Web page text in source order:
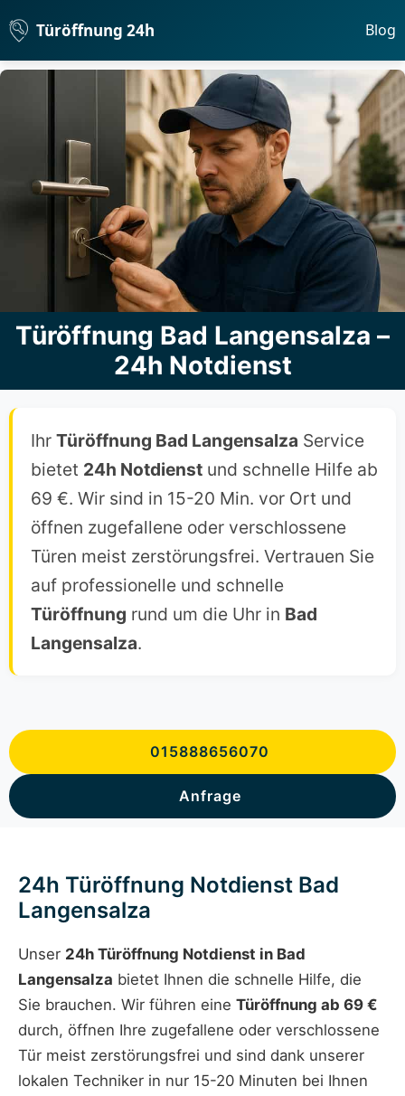
Türöffnung 24h Blog
Türöffnung Bad Langensalza –
24h Notdienst
Ihr Türöffnung Bad Langensalza Service
bietet 24h Notdienst und schnelle Hilfe ab
69 €. Wir sind in 15-20 Min. vor Ort und
öffnen zugefallene oder verschlossene
Türen meist zerstörungsfrei. Vertrauen Sie
auf professionelle und schnelle
Türöffnung rund um die Uhr in Bad
Langensalza.
015888656070
Anfrage
24h Türöffnung Notdienst Bad
Langensalza
Unser 24h Türöffnung Notdienst in Bad
Langensalza bietet Ihnen die schnelle Hilfe, die
Sie brauchen. Wir führen eine Türöffnung ab 69 €
durch, öffnen Ihre zugefallene oder verschlossene
Tür meist zerstörungsfrei und sind dank unserer
lokalen Techniker in nur 15-20 Minuten bei Ihnen